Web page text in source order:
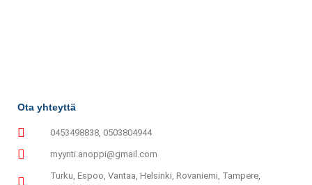
Ota yhteyttä
0453498838, 0503804944
myynti.anoppi@gmail.com
Turku, Espoo, Vantaa, Helsinki, Rovaniemi, Tampere,